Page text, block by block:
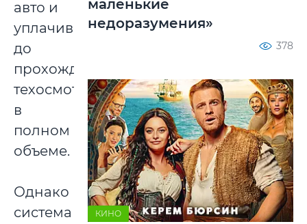
авто и
уплачивается
до
прохождения
техосмотра
в
полном
объеме.
Однако
система
маленькие
недоразумения»
378
КИНО